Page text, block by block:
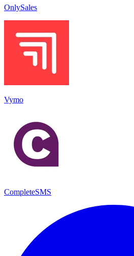
OnlySales
Vymo
CompleteSMS